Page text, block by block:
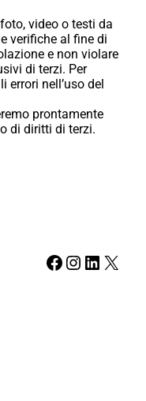
video o testi da
verifiche al fine di
e non violare
di terzi. Per
errori nell’uso del
prontamente
di diritti di terzi.
Facebook Instagram LinkedIn X